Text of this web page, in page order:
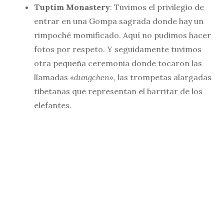
Tuptim Monastery: Tuvimos el privilegio de
entrar en una Gompa sagrada donde hay un
rimpoché momificado. Aquí no pudimos hacer
fotos por respeto. Y seguidamente tuvimos
otra pequeña ceremonia donde tocaron las
llamadas «dungchen«, las trompetas alargadas
tibetanas que representan el barritar de los
elefantes.